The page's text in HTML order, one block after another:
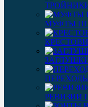
МУФТЫ
РЕВИЗИИ